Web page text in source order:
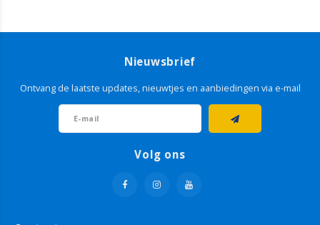
Nieuwsbrief
Ontvang de laatste updates, nieuwtjes en aanbiedingen via e-mail
Volg ons